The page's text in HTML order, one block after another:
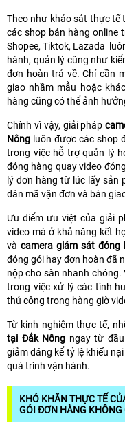
Theo như khảo sát thực tế
các shop bán hàng online
Shopee, Tiktok, Lazada
hành, quản lý cũng như
đơn hoàn trả về. Chỉ cần
giao nhầm mẫu hoặc
hàng cũng có thể ảnh
Chính vì vậy, giải pháp
Nông luôn được các shop
trong việc hỗ trợ quản lý
đóng hàng quay video
lý đơn hàng từ lúc lấy sản
dán mã vận đơn và bàn
Ưu điểm ưu việt của giải
video mà ở khả năng kết
vàcamera giám sát đóng
đóng gói hay đơn hoàn đã
nộp cho sàn nhanh chóng.
trong việc xử lý các tình
thủ công trong hàng giờ
Từ kinh nghiệm thực tế,
tại Đắk Nông ngay từ
giảm đáng kể tỷ lệ khiếu
quá trình vận hành.
KHÓ KHĂN THỰC TẾ
GÓI ĐƠN HÀNG KHÔNG